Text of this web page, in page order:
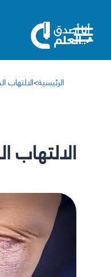
الرئيسية>الالتهاب
الالتهاب